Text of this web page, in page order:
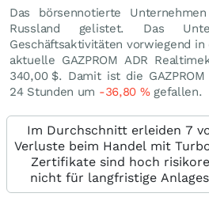
Das börsennotierte
Russland gelistet. Das
Geschäftsaktivitäten vorwiegend
aktuelle GAZPROM ADR
340,00 $. Damit ist die
24 Stunden um -36,80 %gefallen.
Im Durchschnitt erleiden 7
Verluste beim Handel mit
Zertifikate sind hoch
nicht für langfristige